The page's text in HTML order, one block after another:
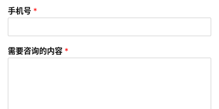
l
s
v
手机号 *
需要咨询的内容 *